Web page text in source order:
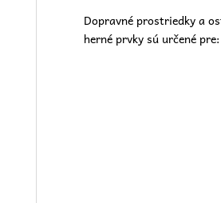
Dopravné prostriedky a
herné prvky sú určené pre: